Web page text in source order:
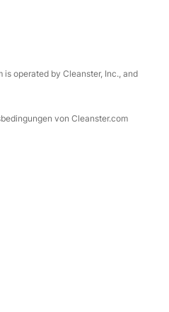
operated by Cleanster, Inc., and
von Cleanster.com